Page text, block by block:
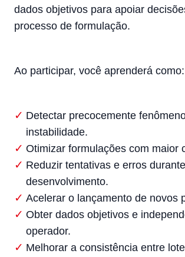
dados objetivos para apoiar
processo de formulação.
Ao participar, você aprenderá como:
Detectar precocemente
instabilidade.
Otimizar formulações com maior
Reduzir tentativas e erros
desenvolvimento.
Acelerar o lançamento de novos
Obter dados objetivos e
operador.
Melhorar a consistência entre